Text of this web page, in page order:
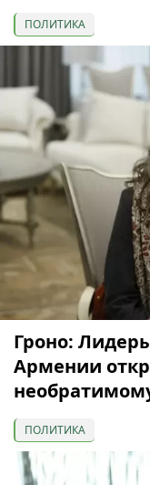
ПОЛИТИКА
Гроно:
Армении
ПОЛИТИКА